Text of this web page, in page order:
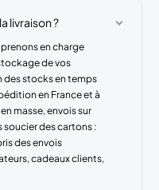
livraison ?
en charge
de vos
stocks en temps
en France et à
masse, envois sur
soucier des cartons :
des envois
cadeaux clients,